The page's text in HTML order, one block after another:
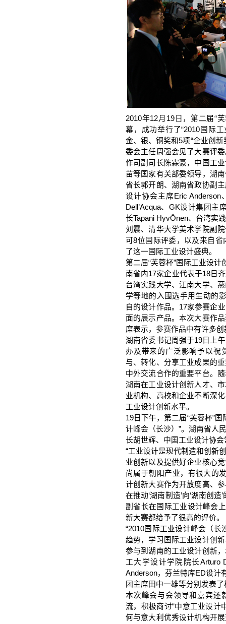
2010年12月19日，第二届“
幕，成功举行了“2010国际
金、银、铜奖和5项“企业创
委会主任周强会见了大赛评
作司副司长陈霖豪，中国工
苗等国家有关部委领导，湖
省长郭开朗、湖南省政协副
设计协会主席Eric
Dell’Acqua、GK设计集团主
长Tapani HyvÖnen、台湾实
刘震、清华大学美术学院副
可8位国际评委，以及来自
了这一国际工业设计盛典。
第二届“芙蓉杯”国际工业设
南省内17家企业代表于18日
台湾实践大学、江南大学、
学等地的入围选手用生动的
自的设计作品。17家参赛企
面的展示产品。本次大赛作
席表示，参赛作品中有许多
湖南省委书记周强于19日上
办及带来的广泛影响予以祝
与、转化、分享工业成果的
中外交流合作的重要平台。
湖南在工业设计创新人才、
业机构、高校和企业不断深
工业设计创新水平。
19日下午，第二届“芙蓉杯”
计峰会（长沙）”。湖南省人
长胡世辉、中国工业设计协
“工业设计是现代制造和创新
业创新以及提供好企业核心
尚属于朝阳产业，有很大的
计创新大赛作为开放度高、
在推动‘湖南制造’向‘湖南创
副省长在国际工业设计峰会
新大赛都给予了很高的评价。
“2010国际工业设计峰会（长
趋势，学习国际工业设计创
参与到湖南的工业设计创新
工大学设计学院院长Arturo
Anderson，芬兰特库ED设计
团主席田中一雄等分别发表
本次峰会与会领导和嘉宾还
流，积极商讨“中意工业设计
何与意大利优秀设计机构开